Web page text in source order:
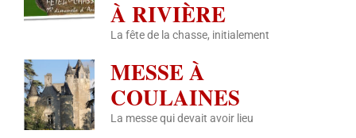
À RIVIÈRE
La fête de la chasse, initialement
MESSE À
COULAINES
La messe qui devait avoir lieu